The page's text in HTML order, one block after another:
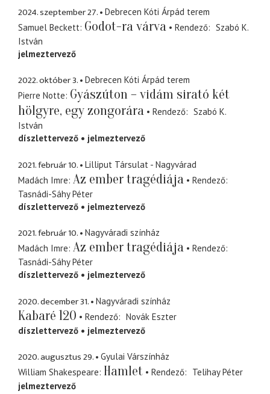
2024. szeptember 27.
Debrecen Kóti Árpád terem
Samuel Beckett Godot-ra várva Rendező
Szabó K.
István
jelmeztervező
2022. október 3.
Debrecen Kóti Árpád terem
Pierre Notte Gyászúton – vidám sirató két
hölgyre, egy zongorára
Rendező
Szabó K.
István
díszlettervező
jelmeztervező
2021. február 10.
Lilliput Társulat - Nagyvárad
Madách Imre Az ember tragédiája
Rendező
Tasnádi-Sáhy Péter
díszlettervező
jelmeztervező
2021. február 10.
Nagyváradi színház
Madách Imre Az ember tragédiája
Rendező
Tasnádi-Sáhy Péter
díszlettervező
jelmeztervező
2020. december 31. Nagyváradi színház
Kabaré 120 Rendező
Novák Eszter
díszlettervező
jelmeztervező
2020. augusztus 29.
Gyulai Várszínház
William Shakespeare Hamlet Rendező
Telihay Péter
jelmeztervező